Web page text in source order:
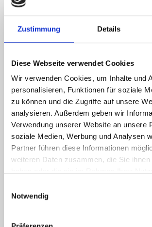
Zustimmung Details
Diese Webseite verwendet Cookies
Wir verwenden Cookies, um Inhalte und
personalisieren, Funktionen für soziale
zu können und die Zugriffe auf unsere
analysieren. Außerdem geben wir
Verwendung unserer Website an unsere
soziale Medien, Werbung und Analysen
Partner führen diese Informationen
weiteren Daten zusammen, die Sie
Notwendig